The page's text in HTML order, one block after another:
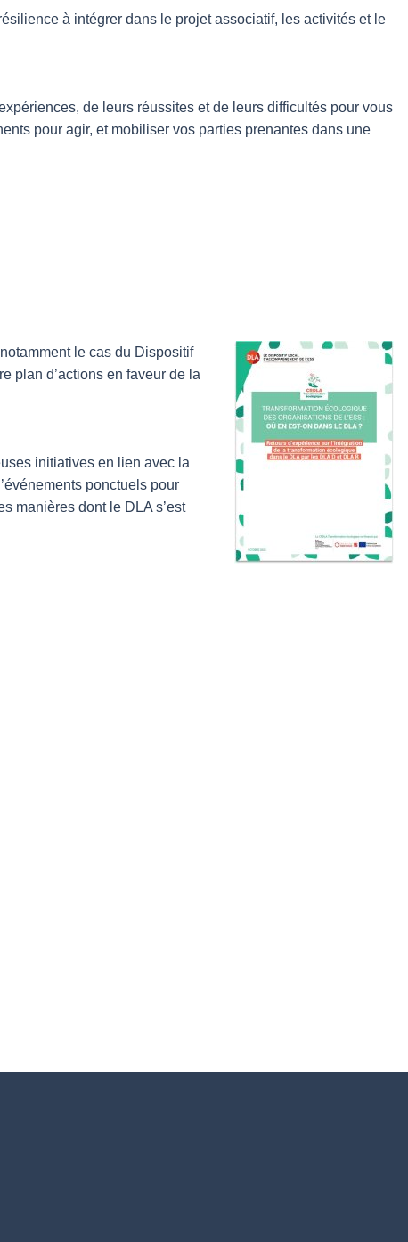
à intégrer dans le projet associatif, les activités et le
de leurs réussites et de leurs difficultés pour vous
pour agir, et mobiliser vos parties prenantes dans une
le cas du Dispositif
plan d’actions en faveur de la
initiatives en lien avec la
ponctuels pour
manières dont le DLA s’est